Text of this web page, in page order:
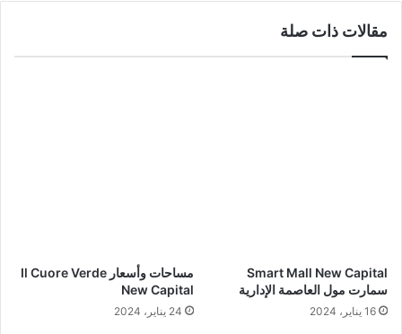
مقالات ذات صلة
Smart Mall New Capital
سمارت مول العاصمة الإدارية
16 يناير، 2024
مساحات وأسعار Il Cuore Verde
New Capital
24 يناير، 2024